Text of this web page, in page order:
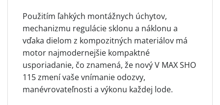
Použitím ľahkých montážnych úchytov,
mechanizmu regulácie sklonu a náklonu a
vďaka dielom z kompozitných materiálov má
motor najmodernejšie kompaktné
usporiadanie, čo znamená, že nový V MAX SHO
115 zmení vaše vnímanie odozvy,
manévrovateľnosti a výkonu každej lode.